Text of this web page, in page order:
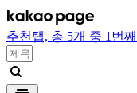
추천 탭, 총 5개 중 1번째